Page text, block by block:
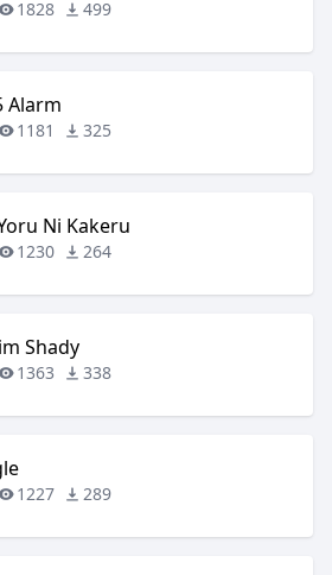
1828 499
Alarm
1181 325
Ni Kakeru
1230 264
Shady
1363 338
1227 289